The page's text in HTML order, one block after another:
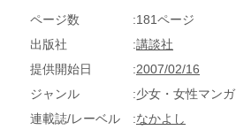
ページ数
181ページ
出版社
講談社
提供開始日
2007/02/16
ジャンル
少女・女性マンガ
連載誌/レーベル
なかよし